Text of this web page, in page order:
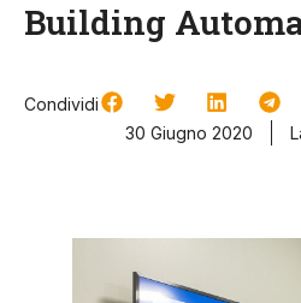
Building
Condividi
30 Giugno 2020